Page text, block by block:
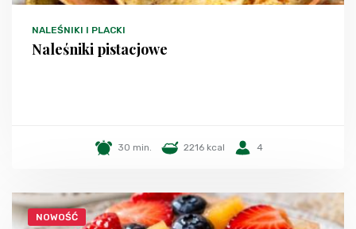
NALEŚNIKI I PLACKI
Naleśniki pistacjowe
30 min. 2216 kcal 4
NOWOŚĆ